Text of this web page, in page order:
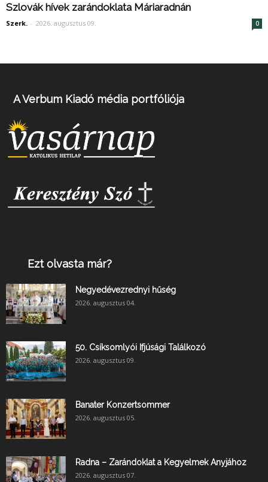
Szlovák hívek zarándoklata Máriaradnán
Szerk. - 2026. augusztus 09. 0
A Verbum Kiadó média portfóliója
Ezt olvasta már?
Negyedévezrednyi hűség
2026. augusztus 04.
50. Csíksomlyói Ifjúsági Találkozó
2026. augusztus 09.
Banater Konzertsommer
2026. augusztus 05.
Radna – Zarándoklat a Kegyelmek Anyjához
2026. augusztus 07.